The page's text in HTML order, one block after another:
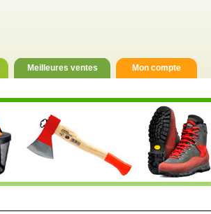
Meilleures ventes Mon compte